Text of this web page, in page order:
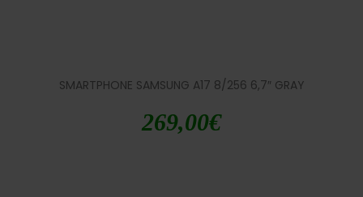
SMARTPHONE SAMSUNG A17 8/256 6,7″ GRAY
269,00€